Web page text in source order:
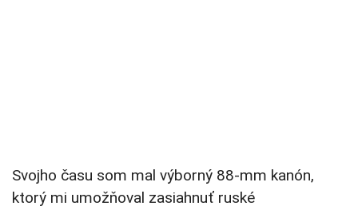
Svojho času som mal výborný 88-mm kanón,
ktorý mi umožňoval zasiahnuť ruské